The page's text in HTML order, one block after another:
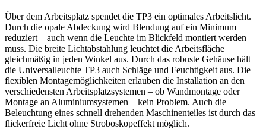
Über dem Arbeitsplatz spendet die TP3 ein optimales Arbeitslicht.
Durch die opale Abdeckung wird Blendung auf ein Minimum
reduziert – auch wenn die Leuchte im Blickfeld montiert werden
muss. Die breite Lichtabstahlung leuchtet die Arbeitsfläche
gleichmäßig in jeden Winkel aus. Durch das robuste Gehäuse hält
die Universalleuchte TP3 auch Schläge und Feuchtigkeit aus. Die
flexiblen Montagemöglichkeiten erlauben die Installation an den
verschiedensten Arbeitsplatzsystemen – ob Wandmontage oder
Montage an Aluminiumsystemen – kein Problem. Auch die
Beleuchtung eines schnell drehenden Maschinenteiles ist durch das
flickerfreie Licht ohne Stroboskopeffekt möglich.